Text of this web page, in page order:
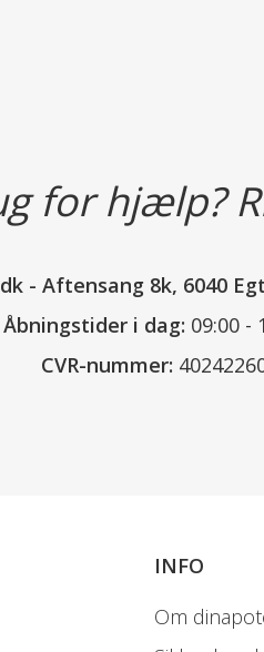
for hjælp?
- Aftensang 8k, 6040
Åbningstider i dag: 09:00 -
CVR-nummer:
INFO
Om